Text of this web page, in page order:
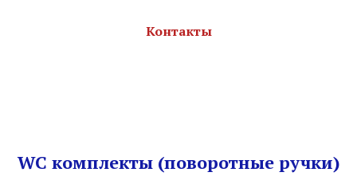
Контакты
WC комплекты (поворотные ручки)